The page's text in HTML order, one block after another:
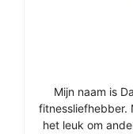
Mijn naam is
fitnessliefhebber.
het leuk om